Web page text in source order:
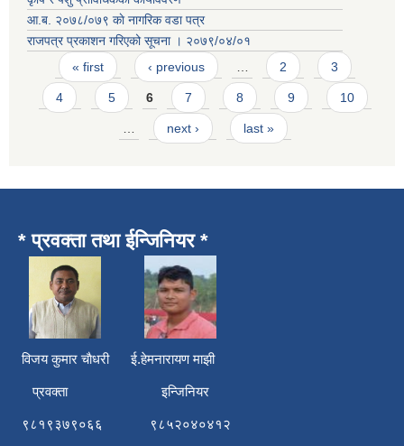
आ.ब. २०७८/०७९ काे नागरिक वडा पत्र
राजपत्र प्रकाशन गरिएको सूचना । २०७९/०४/०१
Pages
« first ‹ previous 2 3
4 5 6 7 8 9 10
next › last »
* प्रवक्ता तथा ईन्जिनियर *
विजय कुमार चाैधरी ई.हेमनारायण माझी
प्रवक्ता इन्जिनियर
९८१९३७९०६६ ९८५२०४०४१२